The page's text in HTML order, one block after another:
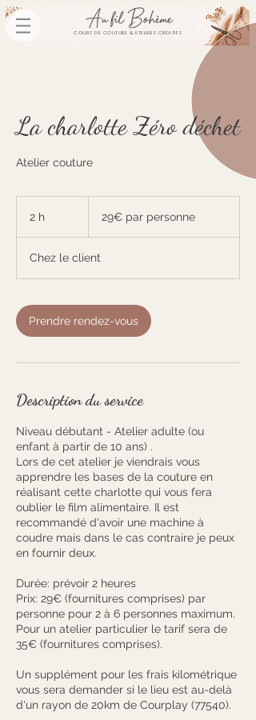
COURS DE COUTURE & ATELIERS CRÉATIFS
La charlotte Zéro déchet
Atelier couture
2 h
personne
29€ par personne
Chez le client
Prendre rendez-vous
Description du service
Niveau débutant - Atelier adulte (ou
enfant à partir de 10 ans) .
Lors de cet atelier je viendrais vous
apprendre les bases de la couture en
réalisant cette charlotte qui vous fera
oublier le film alimentaire. Il est
recommandé d'avoir une machine à
coudre mais dans le cas contraire je peux
en fournir deux.
Durée: prévoir 2 heures
Prix: 29€ (fournitures comprises) par
personne pour 2 à 6 personnes maximum.
Pour un atelier particulier le tarif sera de
35€ (fournitures comprises).
Un supplément pour les frais kilométrique
vous sera demander si le lieu est au-delà
d'un rayon de 20km de Courplay (77540).